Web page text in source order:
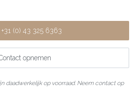
+31 (0) 43 325 6363
opnemen
daadwerkelijk op voorraad. Neem contact op